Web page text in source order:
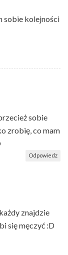
sobie kolejności
sobie
zrobię, co mam
Odpowiedz
znajdzie
się męczyć :D